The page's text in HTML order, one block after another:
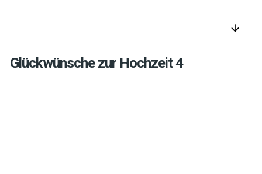
arrow_downward
Glückwünsche zur Hochzeit 4